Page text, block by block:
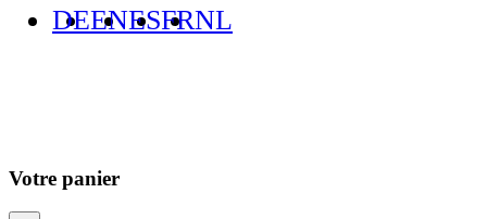
DEENESFRNL
Votre panier